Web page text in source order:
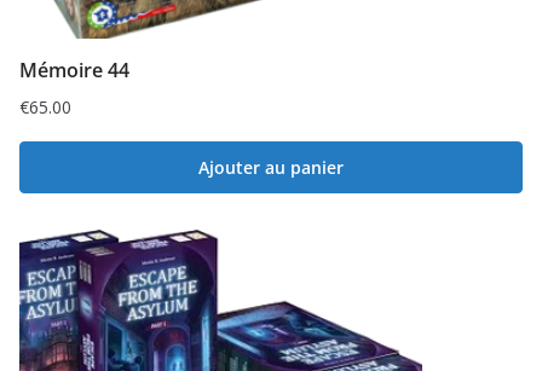
Mémoire 44
€65.00
Ajouter au panier